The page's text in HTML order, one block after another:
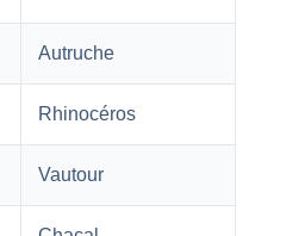
Autruche
Rhinocéros
Vautour